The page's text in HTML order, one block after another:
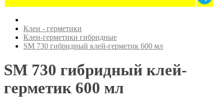
Клеи - герметики
Клеи-герметики гибридные
SM 730 гибридный клей-герметик 600 мл
SM 730 гибридный клей-
герметик 600 мл